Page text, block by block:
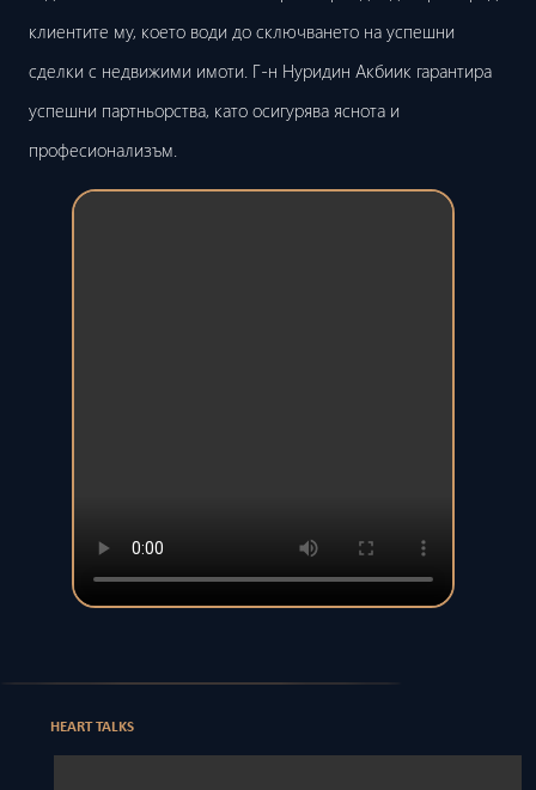
клиентите му, което води до сключването на успешни
сделки с недвижими имоти. Г-н Нуридин Акбиик гарантира
успешни партньорства, като осигурява яснота и
професионализъм.
HEART TALKS